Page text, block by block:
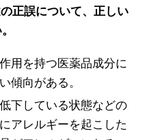
正誤について、正しい
用を持つ医薬品成分に
傾向がある。
下している状態などの
アレルギーを起こした